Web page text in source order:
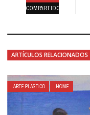
COMPARTIDO
ARTÍCULOS RELACIONADOS
ARTE PLÁSTICO HOME